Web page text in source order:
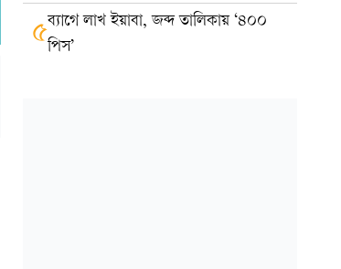
প্রতিবাদ
৫ব্যাগে লাখ ইয়াবা, জব্দ তালিকায় ‘৪০০
পিস’